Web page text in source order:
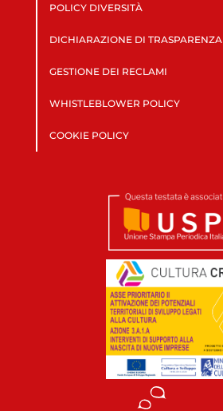
POLICY DIVERSITÀ
DICHIARAZIONE DI TRASPARENZA
GESTIONE DEI RECLAMI
WHISTLEBLOWER POLICY
COOKIE POLICY